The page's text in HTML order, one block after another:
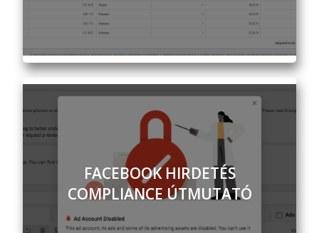
FACEBOOK HIRDETÉS
COMPLIANCE ÚTMUTATÓ